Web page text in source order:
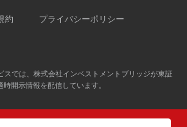
約 プライバシーポリシー
スでは、株式会社インベストメントブリッジが東証
開示情報を配信しています。